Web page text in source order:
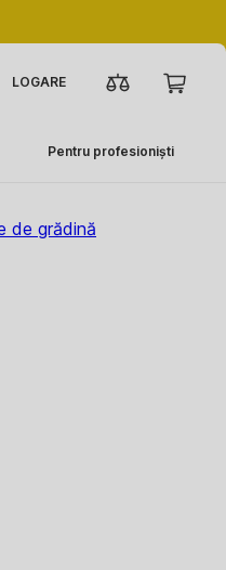
LOGARE
Pentru profesioniști
de grădină